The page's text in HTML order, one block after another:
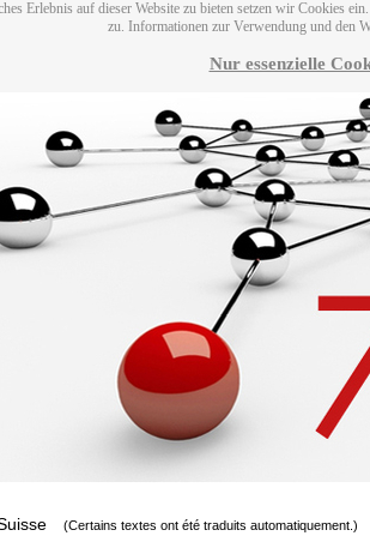
Erlebnis auf dieser Website zu bieten setzen wir Cookies
zu. Informationen zur Verwendung und den
Nur essenzielle
(Certains textes ont été traduits automatiquement.)